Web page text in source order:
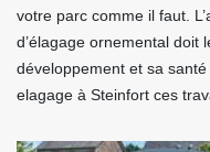
votre parc comme il faut.
d’élagage ornemental doit
développement et sa
elagage à Steinfort ces